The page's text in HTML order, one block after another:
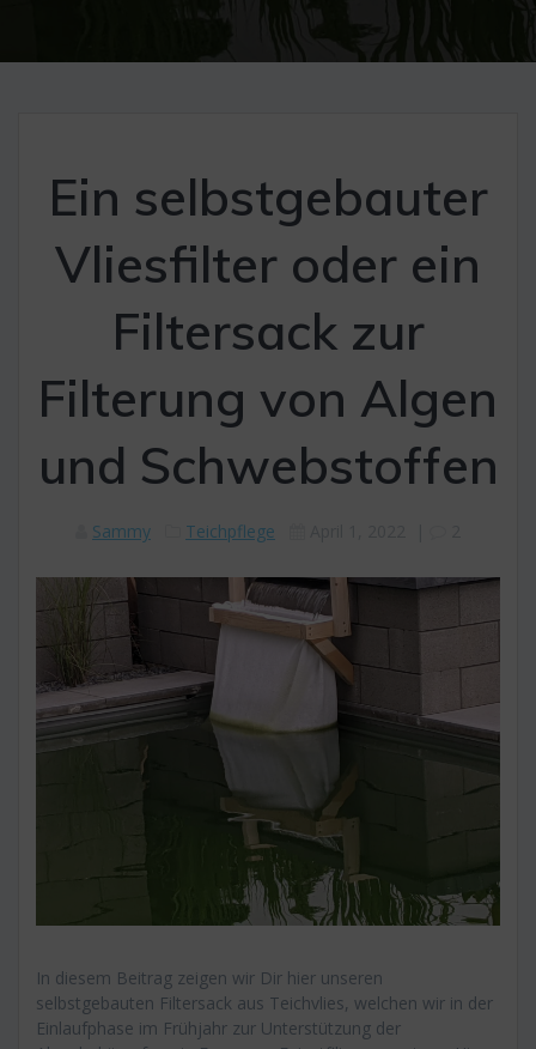
Ein selbstgebauter
Vliesfilter oder ein
Filtersack zur
Filterung von Algen
und Schwebstoffen
Sammy Teichpflege
In diesem Beitrag zeigen wir Dir hier unseren
selbstgebauten Filtersack aus Teichvlies, welchen wir in der
Einlaufphase im Frühjahr zur Unterstützung der